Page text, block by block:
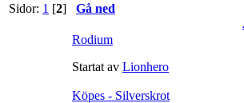
Sidor: 1 [2] Gå ned
Rodium
Startat av Lionhero
Köpes - Silverskrot